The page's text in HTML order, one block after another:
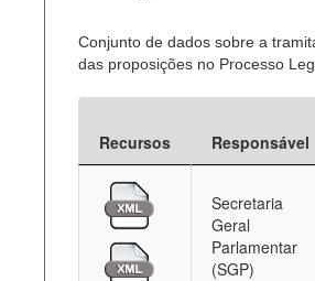
Conjunto de dados sobre a
das proposições no Processo
Recursos Responsável
Secretaria
Geral
Parlamentar
(SGP)